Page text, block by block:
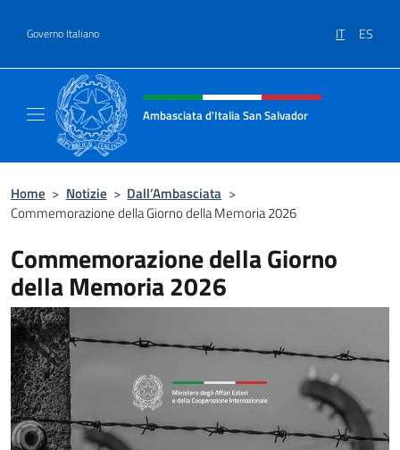
Governo Italiano IT ES
Intestazione sito, social e menù
Ambasciata d'Italia San Salvador
Home > Notizie > Dall’Ambasciata >
Commemorazione della Giorno della Memoria 2026
Commemorazione della Giorno
della Memoria 2026